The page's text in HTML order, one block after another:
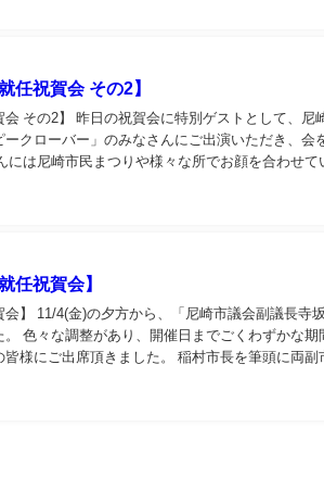
任祝賀会 その2】
その2】 昨日の祝賀会に特別ゲストとして、尼
クローバー」のみなさんにご出演いただき、会
は尼崎市民まつりや様々な所でお顔を合わせて
任祝賀会】
】 11/4(金)の夕方から、「尼崎市議会副議長寺
色々な調整があり、開催日までごくわずかな期
様にご出席頂きました。 稲村市長を筆頭に両副